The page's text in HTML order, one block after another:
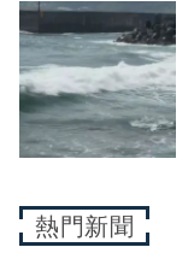
熱門新聞